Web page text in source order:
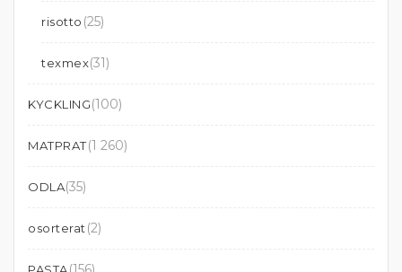
risotto (25)
texmex(31)
KYCKLING(100)
MATPRAT(1 260)
ODLA(35)
osorterat (2)